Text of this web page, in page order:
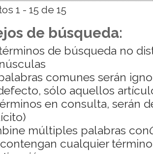
1 - 15 de 15
de búsqueda:
de búsqueda no
comunes serán
sólo aquellos
en consulta, serán
múltiples palabras con
cualquier